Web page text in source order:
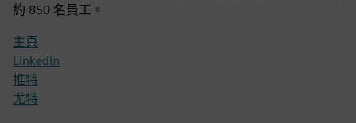
約 850 名員工。
主頁
LinkedIn
推特
尤特